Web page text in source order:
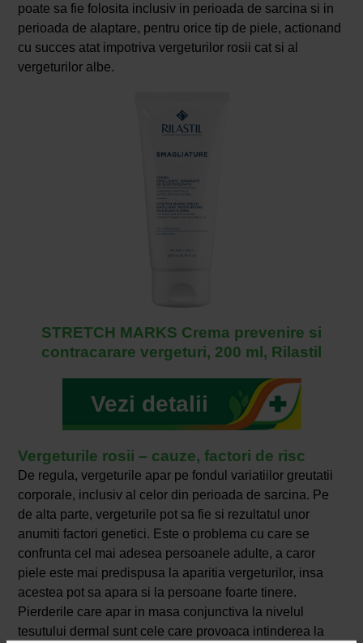
poate sa fie folosita inclusiv in perioada de sarcina si in
perioada de alaptare, pentru orice tip de piele, actionand
cu succes atat impotriva vergeturilor rosii cat si al
vergeturilor albe.
STRETCH MARKS Crema prevenire si
contracarare vergeturi, 200 ml, Rilastil
Vezi detalii
Vergeturile rosii – cauze, factori de risc
De regula, vergeturile apar pe fondul variatiilor greutatii
corporale, inclusiv al celor din perioada de sarcina. Pe
de alta parte, vergeturile pot sa fie si rezultatul unor
anumiti factori genetici. Este o problema cu care se
confrunta cel mai adesea persoanele adulte, a caror
piele este mai predispusa la aparitia vergeturilor, insa
acestea pot sa apara si la persoane foarte tinere.
Pierderile care apar in masa conjunctiva la nivelul
tesutului dermal sunt cele care provoaca intinderea la